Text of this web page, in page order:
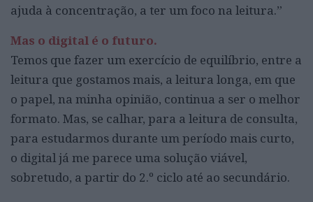
ajuda à concentração, a ter um foco na leitura.”
Mas o digital é o futuro.
Temos que fazer um exercício de equilíbrio, entre a
leitura que gostamos mais, a leitura longa, em que
o papel, na minha opinião, continua a ser o melhor
formato. Mas, se calhar, para a leitura de consulta,
para estudarmos durante um período mais curto,
o digital já me parece uma solução viável,
sobretudo, a partir do 2.º ciclo até ao secundário.